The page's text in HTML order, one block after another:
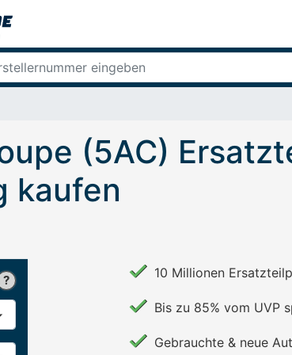
(5AC)
kaufen
10 Millionen
Bis zu 85% vom UVP
Gebrauchte & neue